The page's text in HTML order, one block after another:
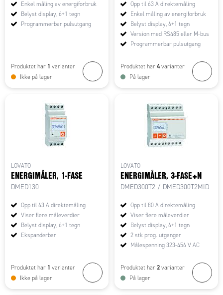
Enkel måling av energiforbruk
Belyst display, 6+1 tegn
Programmerbar pulsutgang
Produktet har 1 varianter
Ikke på lager
Opp til 63 A direktemåling
Enkel måling av energiforbruk
Belyst display, 6+1 tegn
Version med RS485 eller M-bus
Programmerbar pulsutgang
Produktet har 4varianter
På lager
LOVATO
ENERGIMÅLER, 1-FASE
DMED130
Opp til 63 A direktemåling
Viser flere måleverdier
Belyst display, 6+1 tegn
Ekspanderbar
Produktet har 1 varianter
Ikke på lager
LOVATO
ENERGIMÅLER, 3-FASE+N
DMED300T2 / DMED300T2MID
Opp til 80 A direktemåling
Viser flere måleverdier
Belyst display, 6+1 tegn
2 stk prog. utganger
Målespenning 323-456 V AC
Produktet har 2 varianter
På lager